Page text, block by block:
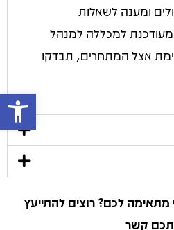
ומענה לשאלות
למכללה למנהל
אצל המתחרים, תבדקו
מתאימה לכם? רוצים להתייעץ
קשר